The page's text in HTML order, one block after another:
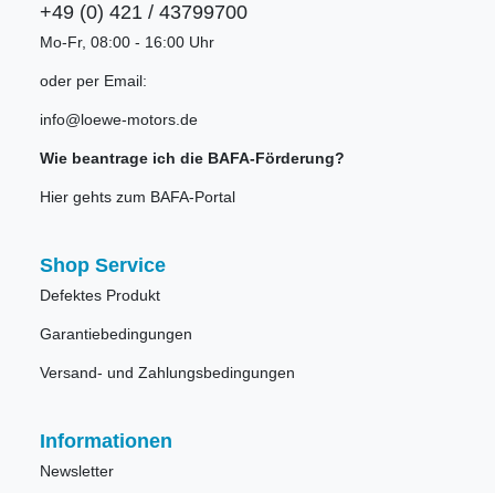
+49 (0) 421 / 43799700
Mo-Fr, 08:00 - 16:00 Uhr
oder per Email:
info@loewe-motors.de
Wie beantrage ich die BAFA-Förderung?
Hier gehts zum BAFA-Portal
Shop Service
Defektes Produkt
Garantiebedingungen
Versand- und Zahlungsbedingungen
Informationen
Newsletter